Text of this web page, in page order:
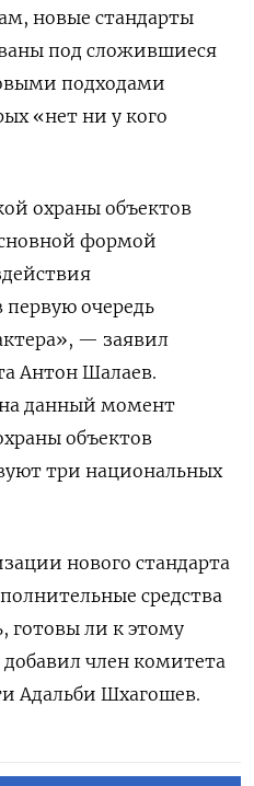
новые стандарты
под сложившиеся
подходами
«нет ни у кого
охраны объектов
формой
первую очередь
— заявил
Антон Шалаев.
данный момент
объектов
три национальных
нового стандарта
средства
готовы ли к этому
член комитета
Адальби Шхагошев.